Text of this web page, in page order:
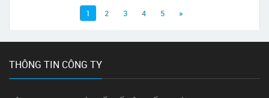
1 2 3 4 5 »
THÔNG TIN CÔNG TY